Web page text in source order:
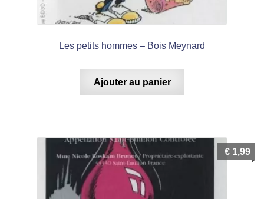
Les petits hommes – Bois Meynard
Ajouter au panier
€ 1,99